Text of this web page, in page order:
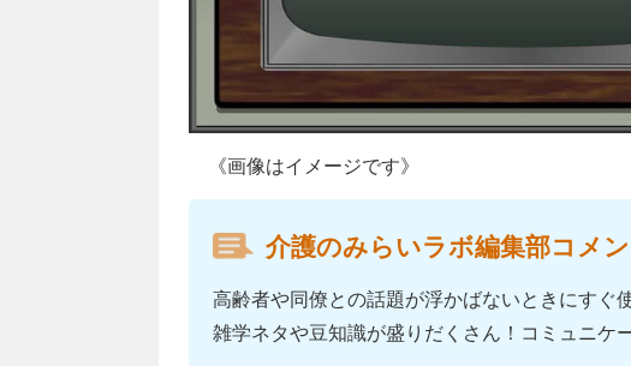
《画像はイメージです》
介護のみらいラボ編集部コメン
高齢者や同僚との話題が浮かばないときにすぐ
雑学ネタや豆知識が盛りだくさん！コミュニケ